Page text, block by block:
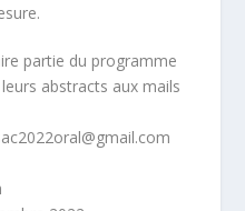
partie du programme
abstracts aux mails